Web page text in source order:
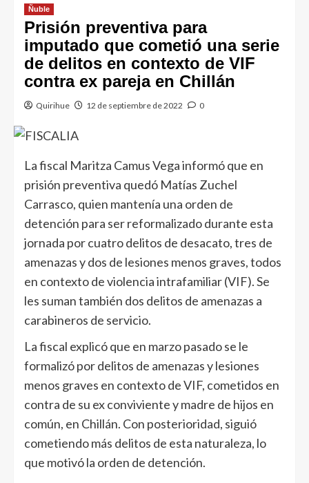
Ñuble
Prisión preventiva para
imputado que cometió una serie
de delitos en contexto de VIF
contra ex pareja en Chillán
Quirihue 12 de septiembre de 2022 0
La fiscal Maritza Camus Vega informó que en
prisión preventiva quedó Matías Zuchel
Carrasco, quien mantenía una orden de
detención para ser reformalizado durante esta
jornada por cuatro delitos de desacato, tres de
amenazas y dos de lesiones menos graves, todos
en contexto de violencia intrafamiliar (VIF). Se
les suman también dos delitos de amenazas a
carabineros de servicio.
La fiscal explicó que en marzo pasado se le
formalizó por delitos de amenazas y lesiones
menos graves en contexto de VIF, cometidos en
contra de su ex conviviente y madre de hijos en
común, en Chillán. Con posterioridad, siguió
cometiendo más delitos de esta naturaleza, lo
que motivó la orden de detención.